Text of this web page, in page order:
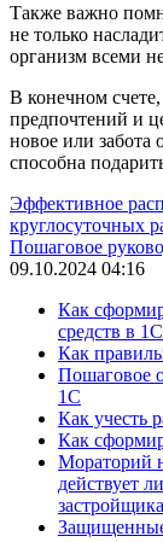
Также важно
не только
организм всеми
В конечном
предпочтений и
новое или забота
способна
Эффективное
круглосуточных
Пошаговое
09.10.2024 04:16
Как
средств в 1С
Как
Пошаговое
1С
Как учесть
Как
Мораторий
действует
застройщика
Защищенные